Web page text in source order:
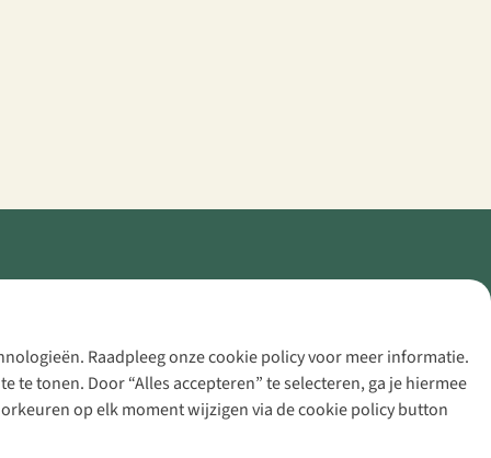
Raadpleeg onze cookie policy voor meer informatie.
tonen. Door “Alles accepteren” te selecteren, ga je hiermee
op elk moment wijzigen via de cookie policy button